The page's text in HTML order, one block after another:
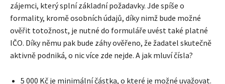
zájemci, který splní základní požadavky. Jde spíše o
formality, kromě osobních údajů, díky nimž bude možné
ověřit totožnost, je nutné do formuláře uvést také platné
IČO. Díky němu pak bude záhy ověřeno, že žadatel skutečně
aktivně podniká, o nic více zde nejde. A jak mluví čísla?
5 000 Kč je minimální částka, o které je možné uvažovat.